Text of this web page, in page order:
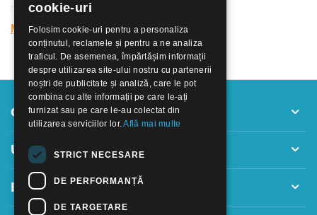
Mai mult
Contul meu
Utile
Informatii
cookie-uri
Folosim cookie-uri pentru a personaliza
conținutul, reclamele și pentru a ne analiza
traficul. De asemenea, împărtășim informații
despre utilizarea site-ului nostru cu partenerii
noștri de publicitate și analiză, care le pot
combina cu alte informații pe care le-ați
furnizat sau pe care le-au colectat din
utilizarea serviciilor lor.Află mai multe
STRICT NECESARE
DE PERFORMANȚĂ
DE TARGETARE